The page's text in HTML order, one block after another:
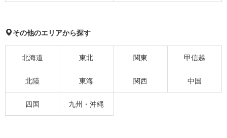
その他のエリアから探す
北海道 東北 関東 甲信越
北陸 東海 関西 中国
四国 九州・沖縄